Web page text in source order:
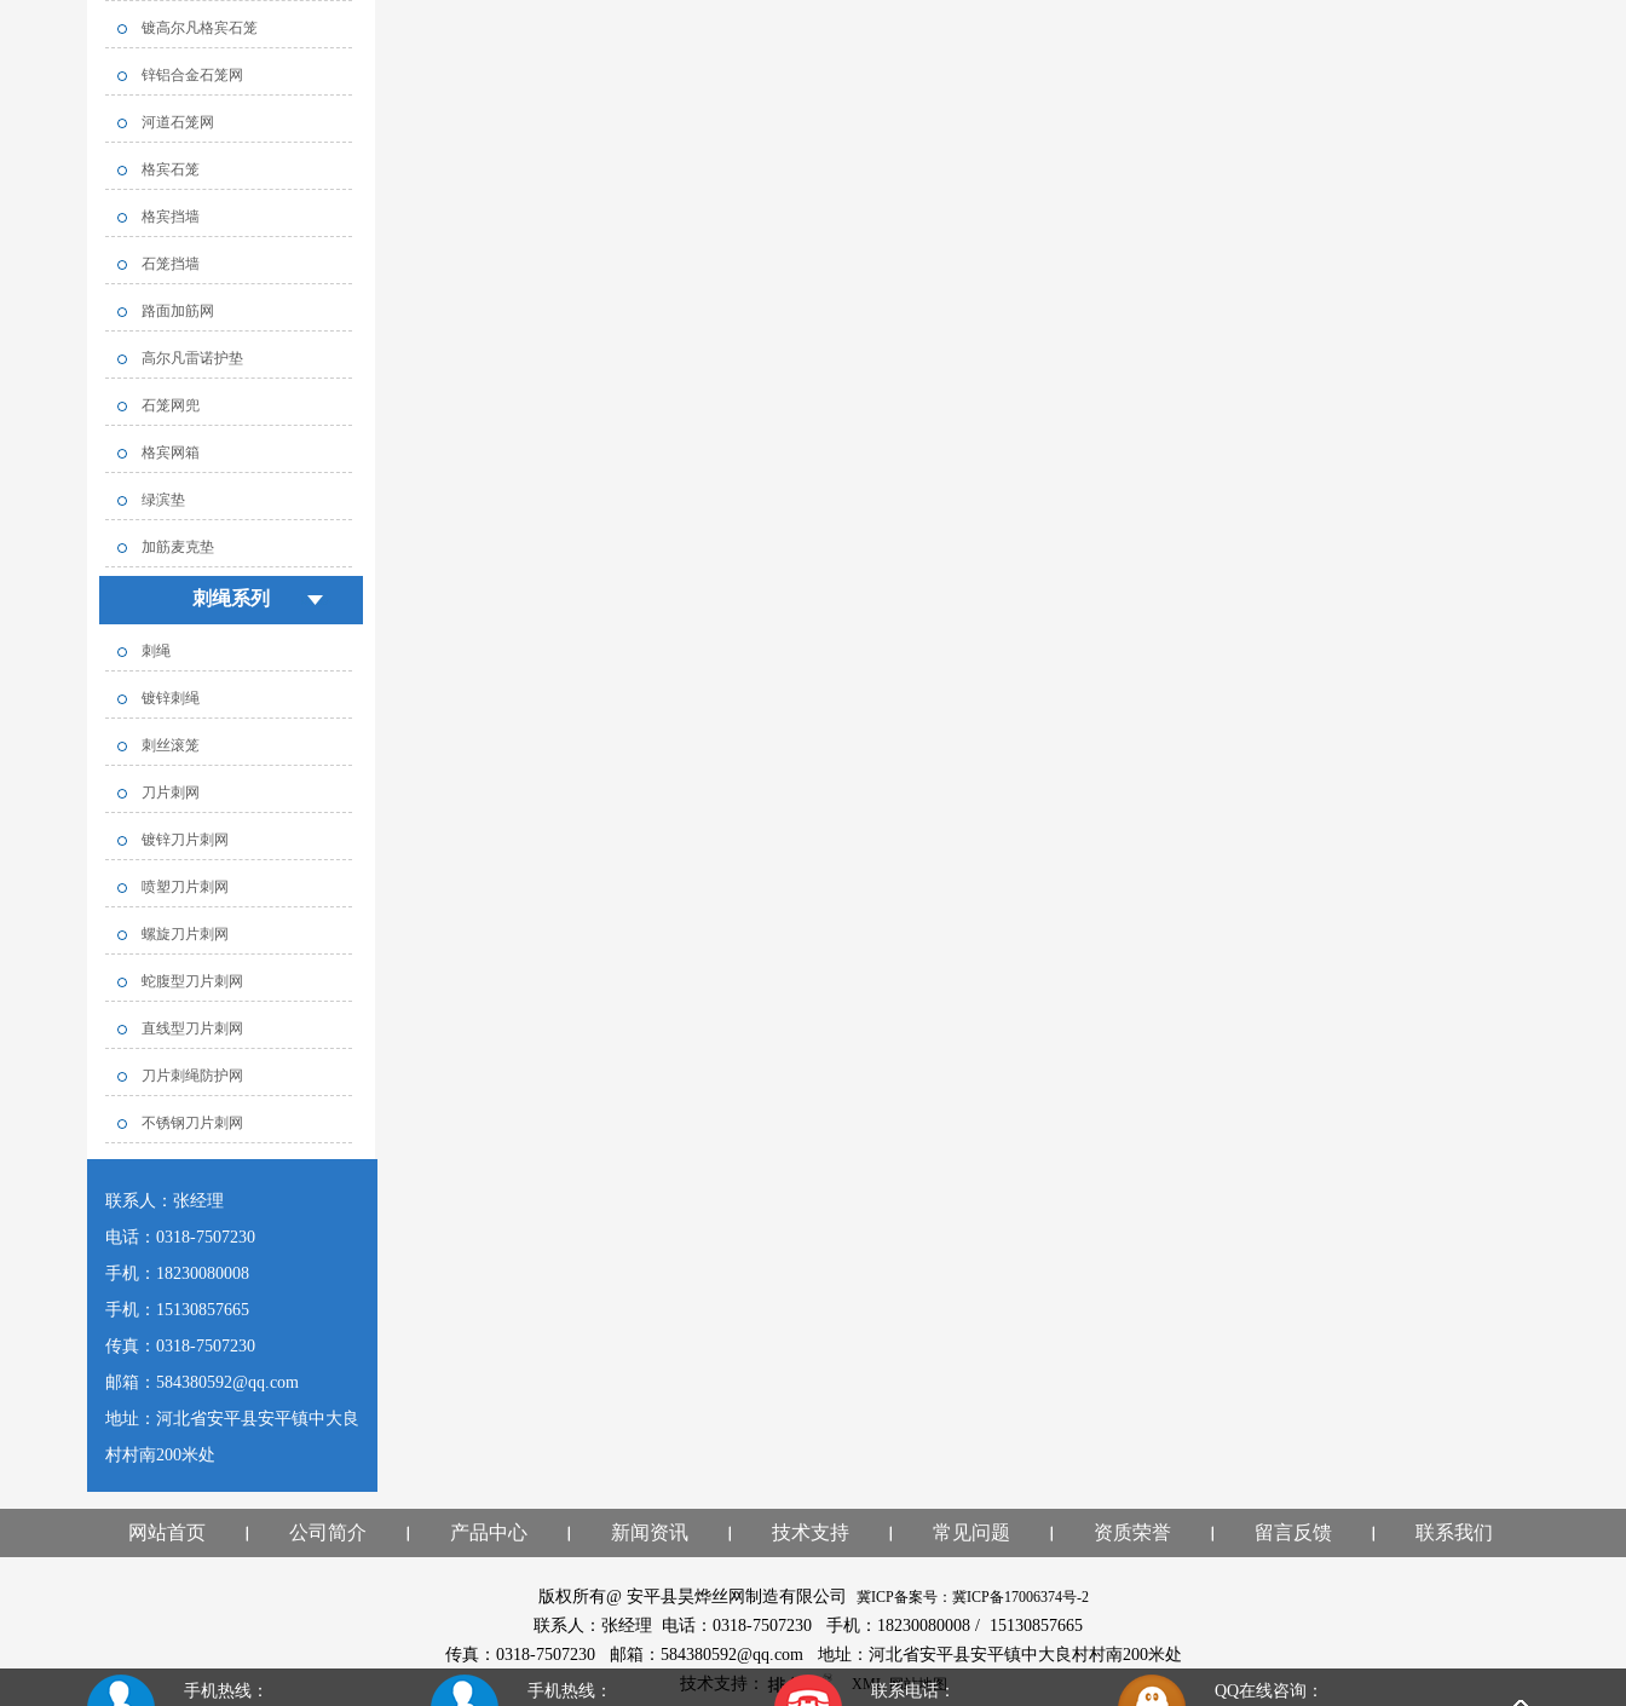
镀高尔凡格宾石笼
锌铝合金石笼网
河道石笼网
格宾石笼
格宾挡墙
石笼挡墙
路面加筋网
高尔凡雷诺护垫
石笼网兜
格宾网箱
绿滨垫
加筋麦克垫
刺绳系列
刺绳
镀锌刺绳
刺丝滚笼
刀片刺网
镀锌刀片刺网
喷塑刀片刺网
螺旋刀片刺网
蛇腹型刀片刺网
直线型刀片刺网
刀片刺绳防护网
不锈钢刀片刺网
联系人：张经理
电话：0318-7507230
手机：18230080008
手机：15130857665
传真：0318-7507230
邮箱：584380592@qq.com
地址：河北省安平县安平镇中大良
村村南200米处
网站首页 公司简介 产品中心 新闻资讯 技术支持 常见问题 资质荣誉 留言反馈 联系我们
版权所有@ 安平县昊烨丝网制造有限公司 冀ICP备案号：冀ICP备17006374号-2
联系人：张经理 电话：0318-7507230 手机：18230080008 / 15130857665
传真：0318-7507230 邮箱：584380592@qq.com 地址：河北省安平县安平镇中大良村村南200米处
技术支持：
XML 网站地图
手机热线： 手机热线： 联系电话： QQ在线咨询：